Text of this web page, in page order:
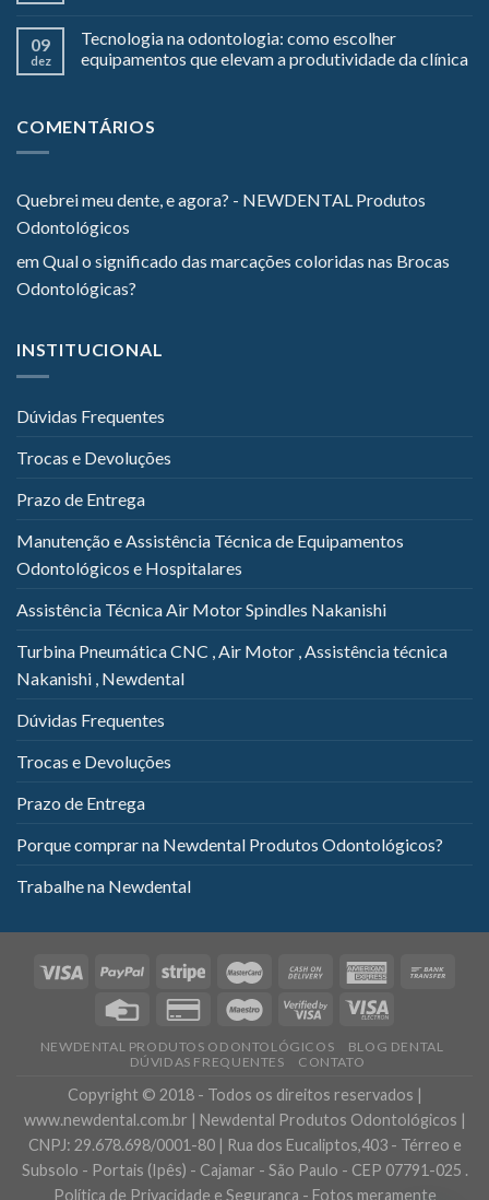
09
dez
Tecnologia na odontologia: como escolher
equipamentos que elevam a produtividade da clínica
COMENTÁRIOS
Quebrei meu dente, e agora? - NEWDENTAL Produtos
Odontológicos
emQual o significado das marcações coloridas nas Brocas
Odontológicas?
INSTITUCIONAL
Dúvidas Frequentes
Trocas e Devoluções
Prazo de Entrega
Manutenção e Assistência Técnica de Equipamentos
Odontológicos e Hospitalares
Assistência Técnica Air Motor Spindles Nakanishi
Turbina Pneumática CNC , Air Motor , Assistência técnica
Nakanishi , Newdental
Dúvidas Frequentes
Trocas e Devoluções
Prazo de Entrega
Porque comprar na Newdental Produtos Odontológicos?
Trabalhe na Newdental
NEWDENTAL PRODUTOS ODONTOLÓGICOS
BLOG DENTAL
DÚVIDAS FREQUENTES
CONTATO
Copyright © 2018 - Todos os direitos reservados |
www.newdental.com.br | Newdental Produtos Odontológicos |
CNPJ: 29.678.698/0001-80 | Rua dos Eucaliptos,403 - Térreo e
Subsolo - Portais (Ipês) - Cajamar - São Paulo - CEP 07791-025 .
Política de Privacidade e Segurança - Fotos meramente